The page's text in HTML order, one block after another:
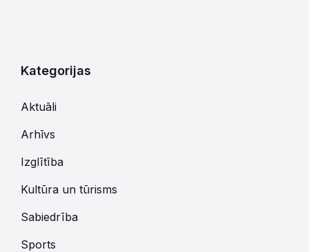
Kategorijas
Aktuāli
Arhīvs
Izglītība
Kultūra un tūrisms
Sabiedrība
Sports